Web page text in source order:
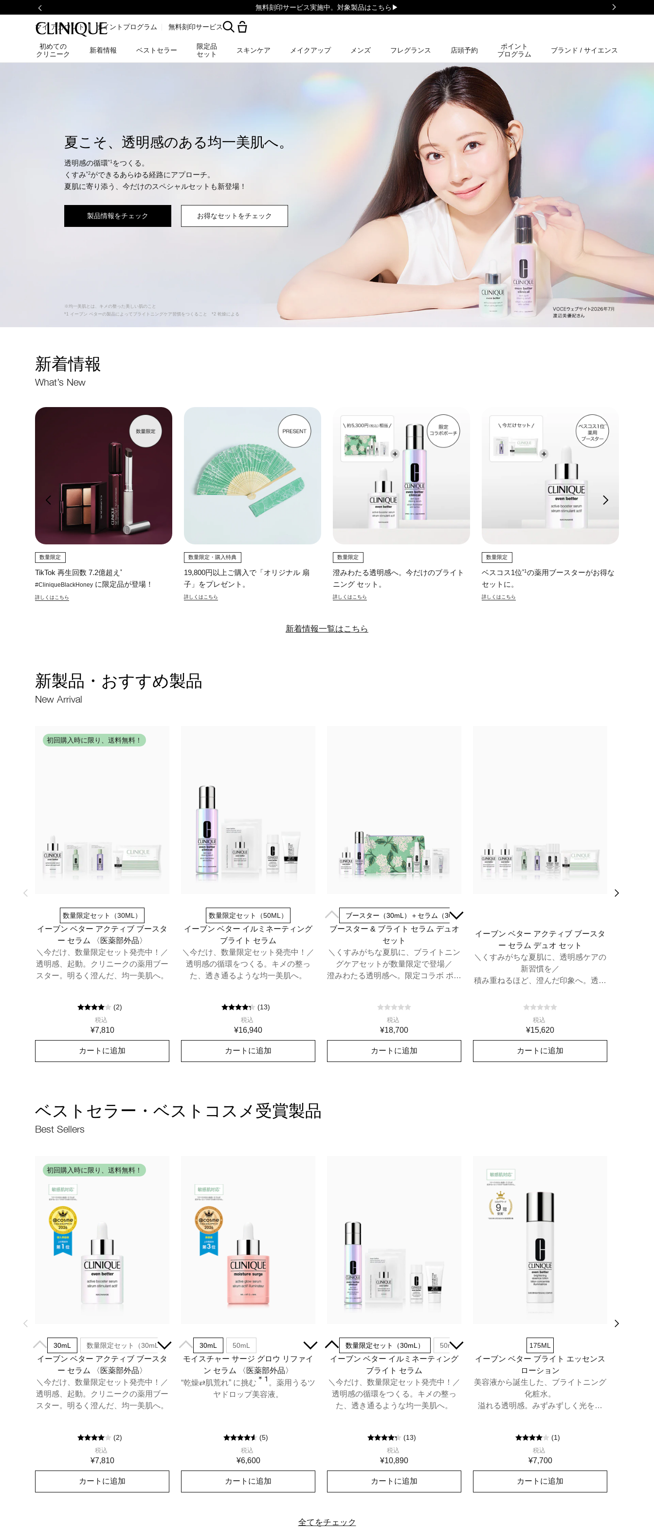
無料刻印サービス実施中。対象製品はこちら▶︎
マイ アカウント ポイントプログラム 無料刻印サービス
初めての
クリニーク
新着情報 ベストセラー
限定品
セット
スキンケア メイクアップ メンズ フレグランス 店頭予約
ポイント
プログラム
ブランド / サイエンス
夏こそ、透明感のある均一美肌へ。
透明感の循環*1 をつくる。
くすみ*2ができるあらゆる経路にアプローチ。
夏肌に寄り添う、今だけのスペシャルセットも新登場！
製品情報をチェック お得なセットをチェック
※均一美肌とは、キメの整った美しい肌のこと
*1 イーブン ベターの製品によってブライトニングケア習慣をつくること *2 乾燥による
新着情報
What’s New
数量限定
TikTok 再生回数 7.2億超え *
#CliniqueBlackHoney に限定品が登場！
詳しくはこちら
数量限定・購入特典
19,800円以上ご購入で「オリジナル 扇
子」をプレゼント。
詳しくはこちら
数量限定
澄みわたる透明感へ。今だけのブライト
ニング セット。
詳しくはこちら
数量限定
ベスコス1位*1の薬用ブースターがお得な
セットに。
詳しくはこちら
新着情報一覧はこちら
新製品・おすすめ製品
New Arrival
初回購入時に限り、送料無料！
数量限定セット（30ML）
イーブン ベター アクティブ ブースタ
ー セラム​ 〈医薬部外品〉
＼今だけ、数量限定セット発売中！／
透明感、起動。クリニークの薬用ブー
スター。明るく澄んだ、均一美肌へ。
(2)
税込
¥7,810
カートに追加
数量限定セット（50ML）
イーブン ベター イルミネーティング
ブライト セラム
＼今だけ、数量限定セット発売中！／
透明感の循環をつくる。キメの整っ
た、透き通るような均一美肌へ。
(13)
税込
¥16,940
カートに追加
ブースター（30mL）＋セラム（30mL）
ブースター & ブライト セラム デュオ
セット
＼くすみがちな夏肌に、ブライトニン
グケアセットが数量限定で登場／
澄みわたる透明感へ。限定コラボ ポー
税込
¥18,700
カートに追加
イーブン ベター アクティブ ブースタ
ー セラム デュオ セット
＼くすみがちな夏肌に、透明感ケアの
新習慣を／
積み重ねるほど、澄んだ印象へ。透明
税込
¥15,620
カートに追加
ベストセラー・ベストコスメ受賞製品
Best Sellers
初回購入時に限り、送料無料！
30mL 数量限定セット（30mL）
イーブン ベター アクティブ ブースタ
ー セラム​ 〈医薬部外品〉
＼今だけ、数量限定セット発売中！／
透明感、起動。クリニークの薬用ブー
スター。明るく澄んだ、均一美肌へ。
(2)
税込
¥7,810
カートに追加
30mL 50mL
モイスチャー サージ グロウ リファイ
ン セラム 〈医薬部外品〉
“乾燥⇄肌荒れ” に挑む ＊1 。薬用うるツ
ヤドロップ美容液。
(5)
税込
¥6,600
カートに追加
30mL 数量限定セット（30mL） 50mL 数量限定セット（50mL）
イーブン ベター イルミネーティング
ブライト セラム
＼今だけ、数量限定セット発売中！／
透明感の循環をつくる。キメの整っ
た、透き通るような均一美肌へ。
(13)
税込
¥10,890
カートに追加
175ML
イーブン ベター ブライト エッセンス
ローション
美容液から誕生した、ブライトニング
化粧水。
溢れる透明感。みずみずしく光を放
(1)
税込
¥7,700
カートに追加
全てをチェック